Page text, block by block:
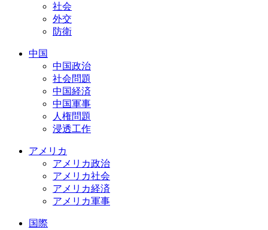
社会
外交
防衛
中国
中国政治
社会問題
中国経済
中国軍事
人権問題
浸透工作
アメリカ
アメリカ政治
アメリカ社会
アメリカ経済
アメリカ軍事
国際